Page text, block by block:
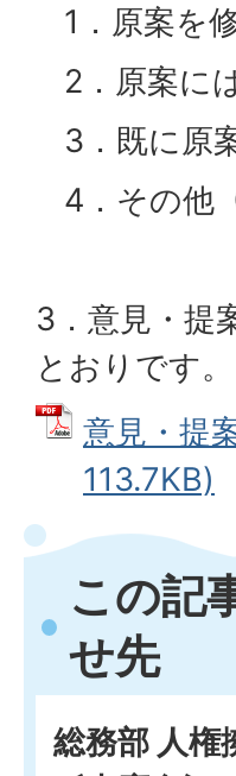
1．原案を
2．原案に
3．既に原
4．その他
3．意見・提
とおりです。
意見・提
113.7KB)
この記
せ先
総務部 人権